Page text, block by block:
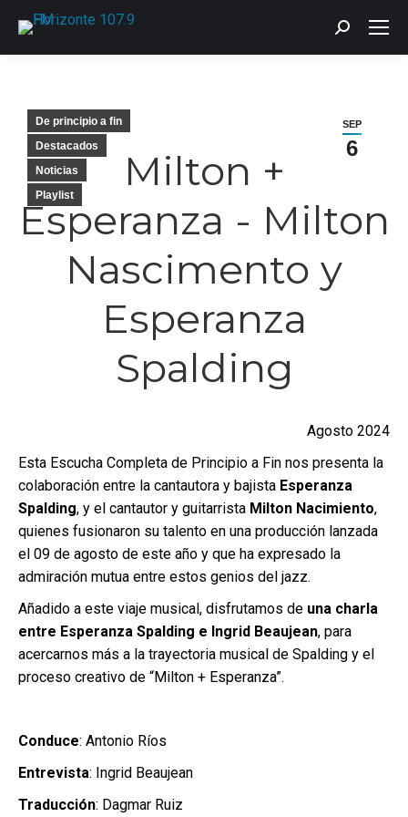
Buscar:
SEP
6
De principio a fin
Destacados
Noticias
Playlist
Milton +
Esperanza - Milton
Nascimento y
Esperanza
Spalding
Agosto 2024
Esta Escucha Completa de Principio a Fin nos presenta la
colaboración entre la cantautora y bajista Esperanza
Spalding, y el cantautor y guitarrista Milton Nacimiento,
quienes fusionaron su talento en una producción lanzada
el 09 de agosto de este año y que ha expresado la
admiración mutua entre estos genios del jazz.
Añadido a este viaje musical, disfrutamos de una charla
entre Esperanza Spalding e Ingrid Beaujean, para
acercarnos más a la trayectoria musical de Spalding y el
proceso creativo de “Milton + Esperanza”.
Conduce: Antonio Ríos
Entrevista: Ingrid Beaujean
Traducción: Dagmar Ruiz